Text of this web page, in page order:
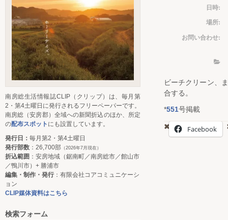
日時:
場所:
お問い合わせ:
ビーチクリーン、
合する。
*551号掲載
Facebook
南房総生活情報誌CLIP（クリップ）は、毎月第
2・第4土曜日に発行されるフリーペーパーです。
南房総（安房郡）全域への新聞折込のほか、所定
の配布スポット にも設置しています。
発行日： 毎月第2・第4土曜日
発行部数 ：26,700部 （2026年7月現在）
折込範囲 ：安房地域（鋸南町／南房総市／館山市
／鴨川市）+ 勝浦市
編集・制作・発行：有限会社コアコミュニケーシ
ョン
CLIP媒体資料はこちら
検索フォーム